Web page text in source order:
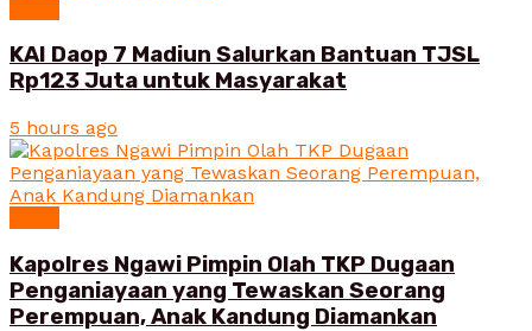
KAI Daop 7 Madiun Salurkan Bantuan TJSL
Rp123 Juta untuk Masyarakat
5 hours ago
Kapolres Ngawi Pimpin Olah TKP Dugaan
Penganiayaan yang Tewaskan Seorang
Perempuan, Anak Kandung Diamankan